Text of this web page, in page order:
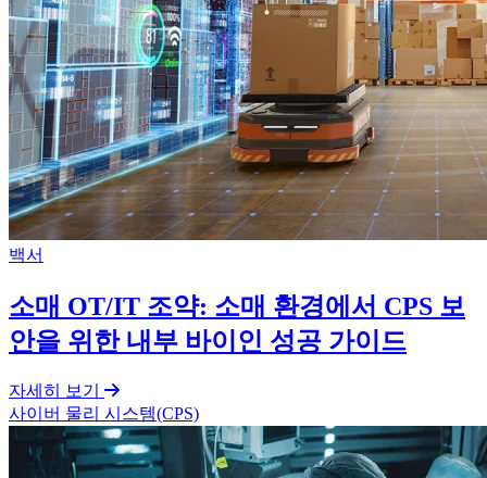
백서
소매 OT/IT 조약: 소매 환경에서 CPS 보
안을 위한 내부 바이인 성공 가이드
자세히 보기
사이버 물리 시스템(CPS)